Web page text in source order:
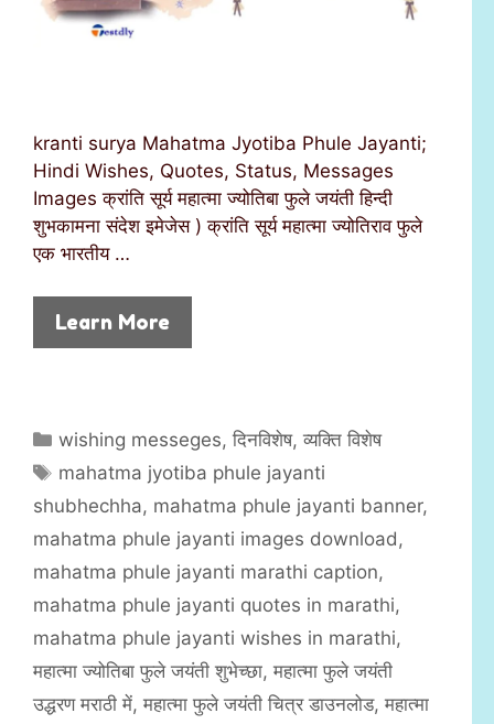
kranti surya Mahatma Jyotiba Phule Jayanti;
Hindi Wishes, Quotes, Status, Messages
Images क्रांति सूर्य महात्मा ज्योतिबा फुले जयंती हिन्दी
शुभकामना संदेश इमेजेस ) क्रांति सूर्य महात्मा ज्योतिराव फुले
एक भारतीय …
Learn More
C
e
g
o
r
i
s
wishing messeges,दिनविशेष,व्यक्ति विशेष
T
a
s
mahatma jyotiba phule jayanti
shubhechha, mahatma phule jayanti banner,
mahatma phule jayanti images download ,
mahatma phule jayanti marathi caption,
mahatma phule jayanti quotes in marathi,
mahatma phule jayanti wishes in marathi,
महात्मा ज्योतिबा फुले जयंती शुभेच्छा, महात्मा फुले जयंती
उद्धरण मराठी में, महात्मा फुले जयंती चित्र डाउनलोड, महात्मा